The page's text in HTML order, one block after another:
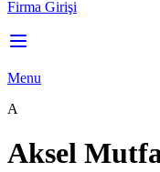
Firma Girişi
Menu
A
Aksel